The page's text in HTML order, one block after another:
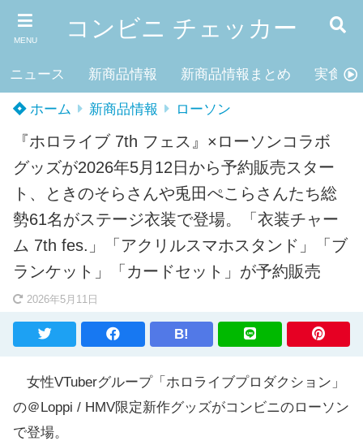
MENU コンビニ チェッカー
ニュース 新商品情報 新商品情報まとめ 実食レ
ホーム 新商品情報 ローソン
『ホロライブ 7th フェス』×ローソンコラボ
グッズが2026年5月12日から予約販売スター
ト、ときのそらさんや兎田ぺこらさんたち総
勢61名がステージ衣装で登場。「衣装チャー
ム 7th fes.」「アクリルスマホスタンド」「ブ
ランケット」「カードセット」が予約販売
2026年5月11日
B!
女性VTuberグループ「ホロライブプロダクション」
の＠Loppi / HMV限定新作グッズがコンビニのローソン
で登場。